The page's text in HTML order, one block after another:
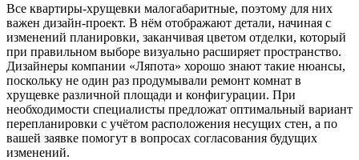
Все квартиры-хрущевки малогабаритные, поэтому для них
важен дизайн-проект. В нём отображают детали, начиная с
изменений планировки, заканчивая цветом отделки, который
при правильном выборе визуально расширяет пространство.
Дизайнеры компании «Ляпота» хорошо знают такие нюансы,
поскольку не один раз продумывали ремонт комнат в
хрущевке различной площади и конфигурации. При
необходимости специалисты предложат оптимальный вариант
перепланировки с учётом расположения несущих стен, а по
вашей заявке помогут в вопросах согласования будущих
изменений.